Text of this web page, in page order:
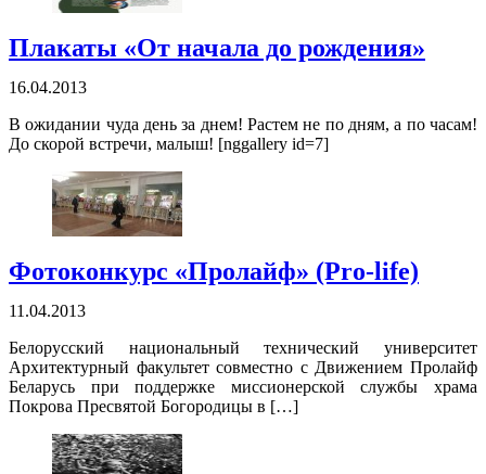
Плакаты «От начала до рождения»
16.04.2013
В ожидании чуда день за днем! Растем не по дням, а по часам!
До скорой встречи, малыш! [nggallery id=7]
Фотоконкурс «Пролайф» (Pro-life)
11.04.2013
Белорусский национальный технический университет
Архитектурный факультет совместно с Движением Пролайф
Беларусь при поддержке миссионерской службы храма
Покрова Пресвятой Богородицы в […]